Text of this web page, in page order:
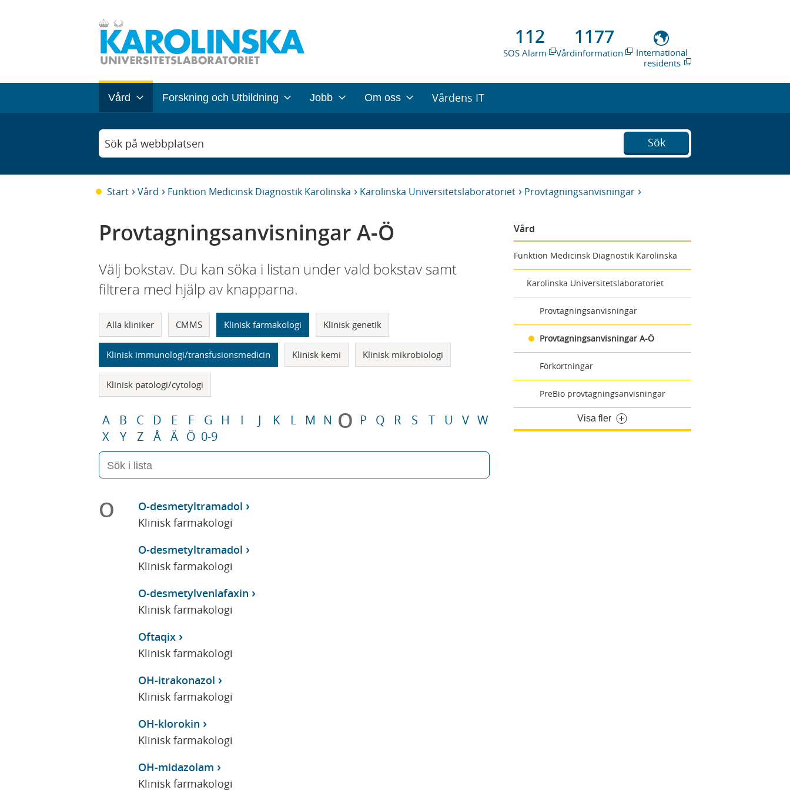
112
SOS Alarm
1177
Vårdinformation
International
residents
Vård Forskning och Utbildning Jobb Om oss Vårdens IT
Sök på webbplatsen Sök
Start Vård Funktion Medicinsk Diagnostik Karolinska Karolinska Universitetslaboratoriet Provtagningsanvisningar
Vård
Funktion Medicinsk Diagnostik Karolinska
Karolinska Universitetslaboratoriet
Provtagningsanvisningar
Provtagningsanvisningar A-Ö
Förkortningar
PreBio provtagningsanvisningar
Visa fler
Provtagningsanvisningar A-Ö
Välj bokstav. Du kan söka i listan under vald bokstav samt
filtrera med hjälp av knapparna.
Alla kliniker CMMS Klinisk farmakologi Klinisk genetik
Klinisk immunologi/transfusionsmedicin Klinisk kemi Klinisk mikrobiologi
Klinisk patologi/cytologi
A B C D E F G H I J K L M N O P Q R S T U V W
X
Y Z Å Ä Ö 0-9
O
O-desmetyltramadol
Klinisk farmakologi
O-desmetyltramadol
Klinisk farmakologi
O-desmetylvenlafaxin
Klinisk farmakologi
Oftaqix
Klinisk farmakologi
OH-itrakonazol
Klinisk farmakologi
OH-klorokin
Klinisk farmakologi
OH-midazolam
Klinisk farmakologi